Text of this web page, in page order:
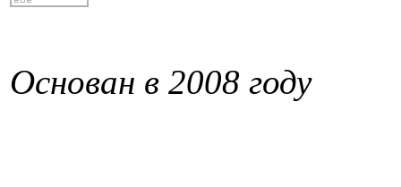
Основан в 2008 году